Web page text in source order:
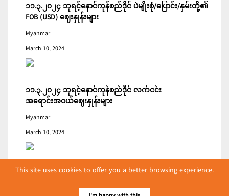
၁၁.၃.၂၀၂၄ ဘုရင့်နောင်ကုန်စည်ဒိုင် ပဲမျိုးစုံ/ပြောင်း/နှမ်းတို့၏
FOB (USD) ဈေးနှုန်းများ
Myanmar
March 10, 2024
၁၁.၃.၂၀၂၄ ဘုရင့်နောင်ကုန်စည်ဒိုင် လက်ငင်း
အရောင်းအဝယ်ဈေးနှုန်းများ
Myanmar
March 10, 2024
ကမ္ဘာ့စားနပ်ရိက္ခာစျေးနှုန်းညွှန်းကိန်း ဖေဖော်ဝါရီတွင် ပြောင်း
ဆံ ဈေးကျသဖြင့် ခုနစ်လဆက်တိုက် ကျဆင်းခဲ့
This site uses cookies to offer you a better browsing experience.